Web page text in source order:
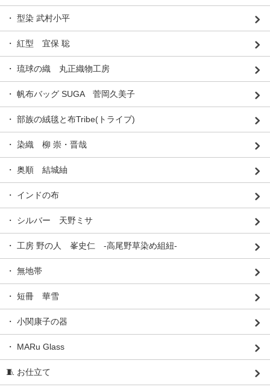
・ 型染 武村小平
・ 紅型 宜保 聡
・ 琉球の織 丸正織物工房
・ 帆布バッグ SUGA 菅岡久美子
・ 部族の絨毯と布Tribe(トライブ)
・ 染織 柳 崇・晋哉
・ 奥順 結城紬
・ インドの布
・ シルバー 天野ミサ
・ 工房 野の人 峯史仁 -高尾野草染め組紐-
・ 無地帯
・ 短冊 華雪
・ 小関康子の器
・ MARu Glass
🧵 お仕立て